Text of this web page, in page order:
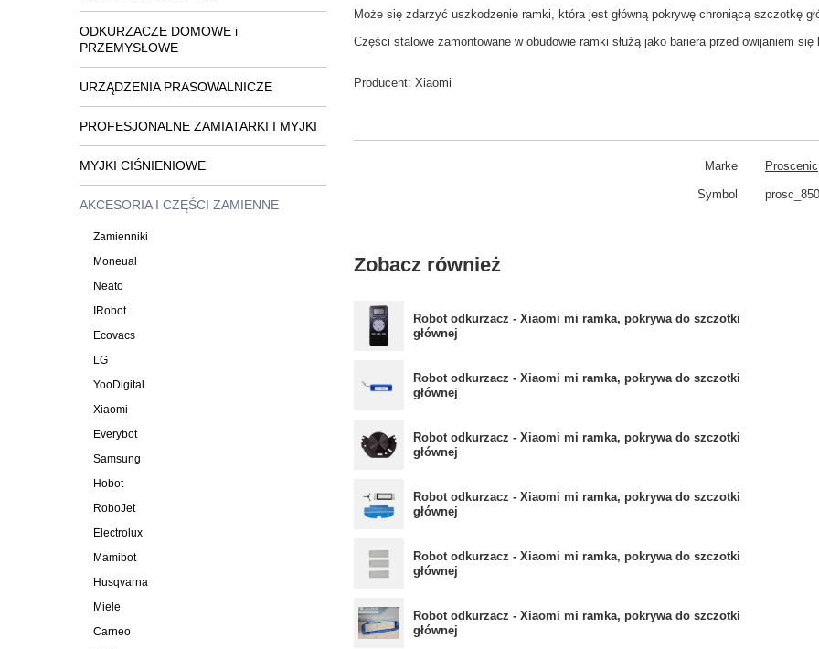
ODKURZACZE DOMOWE i
PRZEMYSŁOWE
URZĄDZENIA PRASOWALNICZE
PROFESJONALNE ZAMIATARKI I MYJKI
MYJKI CIŚNIENIOWE
AKCESORIA I CZĘŚCI ZAMIENNE
Zamienniki
Moneual
Neato
IRobot
Ecovacs
LG
YooDigital
Xiaomi
Everybot
Samsung
Hobot
RoboJet
Electrolux
Mamibot
Husqvarna
Miele
Carneo
Może się zdarzyć uszkodzenie ramki, która jest główną pokrywę chroniącą szczotkę
Części stalowe zamontowane w obudowie ramki służą jako barieraprzed owijaniem się
Producent: Xiaomi
Marke Proscenic
Symbol
Zobacz również
Robot odkurzacz - Xiaomi mi ramka, pokrywa do szczotki
głównej
Robot odkurzacz - Xiaomi mi ramka, pokrywa do szczotki
głównej
Robot odkurzacz - Xiaomi mi ramka, pokrywa do szczotki
głównej
Robot odkurzacz - Xiaomi mi ramka, pokrywa do szczotki
głównej
Robot odkurzacz - Xiaomi mi ramka, pokrywa do szczotki
głównej
Robot odkurzacz - Xiaomi mi ramka, pokrywa do szczotki
głównej